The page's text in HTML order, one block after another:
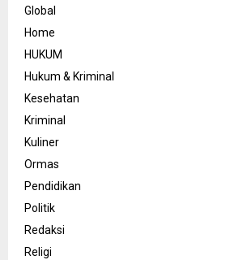
Global
Home
HUKUM
Hukum & Kriminal
Kesehatan
Kriminal
Kuliner
Ormas
Pendidikan
Politik
Redaksi
Religi